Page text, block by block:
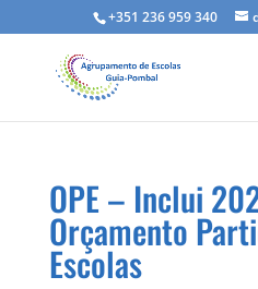
+351 236 959 340
OPE – Inclui
Orçamento
Escolas